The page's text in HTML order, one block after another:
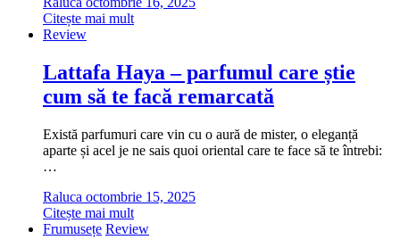
Citește mai mult
Review
Lattafa Haya – parfumul care știe
cum să te facă remarcată
Există parfumuri care vin cu o aură de mister, o eleganță
aparte și acel je ne sais quoi oriental care te face să te întrebi:
…
Raluca octombrie 15, 2025
Citește mai mult
Frumusețe Review